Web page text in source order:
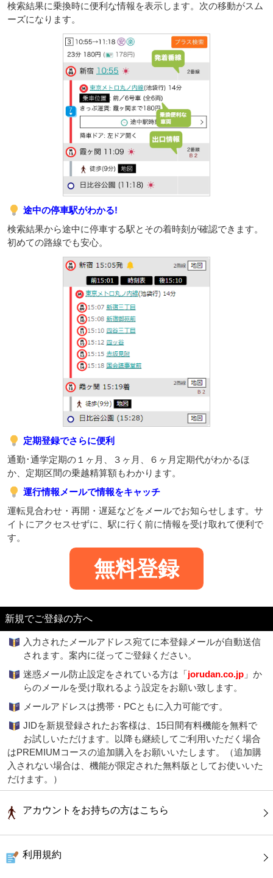
検索結果に乗換時に便利な情報を表示します。次の移動がスム
ーズになります。
途中の停車駅がわかる!
検索結果から途中に停車する駅とその着時刻が確認できます。
初めての路線でも安心。
定期登録でさらに便利
通勤･通学定期の１ヶ月、３ヶ月、６ヶ月定期代がわかるほ
か、定期区間の乗越精算額もわかります。
運行情報メールで情報をキャッチ
運転見合わせ・再開・遅延などをメールでお知らせします。サ
イトにアクセスせずに、駅に行く前に情報を受け取れて便利で
す。
無料登録
新規でご登録の方へ
入力されたメールアドレス宛てに本登録メールが自動送信
されます。案内に従ってご登録ください。
迷惑メール防止設定をされている方は「 jorudan.co.jp 」か
らのメールを受け取れるよう設定をお願い致します。
メールアドレスは携帯・PCともに入力可能です。
JIDを新規登録されたお客様は、15日間有料機能を無料で
お試しいただけます。以降も継続してご利用いただく場合
はPREMIUMコースの追加購入をお願いいたします。（追加購
入されない場合は、機能が限定された無料版としてお使いいた
だけます。）
アカウントをお持ちの方はこちら
利用規約